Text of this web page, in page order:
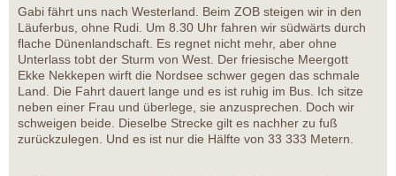
Gabi fährt uns nach Westerland. Beim ZOB steigen wir in den
Läuferbus, ohne Rudi. Um 8.30 Uhr fahren wir südwärts durch
flache Dünenlandschaft. Es regnet nicht mehr, aber ohne
Unterlass tobt der Sturm von West. Der friesische Meergott
Ekke Nekkepen wirft die Nordsee schwer gegen das schmale
Land. Die Fahrt dauert lange und es ist ruhig im Bus. Ich sitze
neben einer Frau und überlege, sie anzusprechen. Doch wir
schweigen beide. Dieselbe Strecke gilt es nachher zu fuß
zurückzulegen. Und es ist nur die Hälfte von 33 333 Metern.